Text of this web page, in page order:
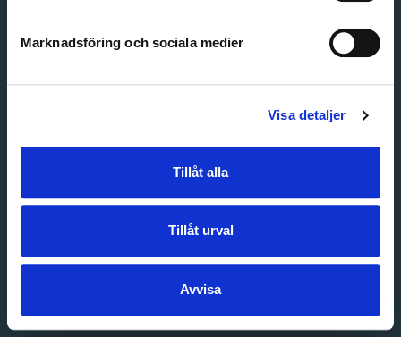
Marknadsföring och sociala medier
Visa detaljer
Tillåt alla
Tillåt urval
Avvisa